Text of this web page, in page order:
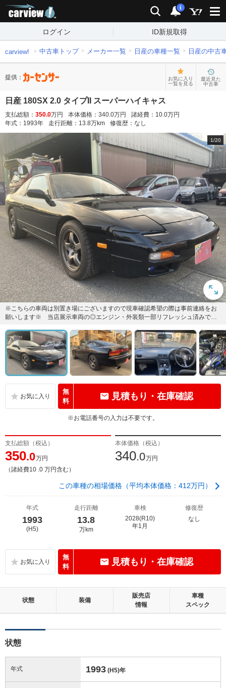
検索 通知
i
ログイン ID新規取得
carview! 中古車トップ メーカー一覧 日産の車種一覧 日産の中古
提供：
お気に入り
一覧を見る
最近見た
中古車
日産 180SX 2.0 タイプII スーパーハイキャス
支払総額： 350.0万円 本体価格： 340.0万円 諸経費： 10.0万円
年式： 1993年 走行距離： 13.8万km 修復歴： なし
1/20
※こちらの車両は別置き場にございますので現車確認希望の際は事前連絡をお
願いします※ 当店展示車両の◎エンジン・外装類一部リフレッシュ済みでチ
無
料
見積もり・在庫確認
※お電話番号の入力は不要です。
支払総額（税込）
350.0万円
（諸経費10 .0 万円含む）
本体価格（税込）
340.0万円
この車種の相場価格（平均本体価格：412万円）
年式
1993
(H5)
走行距離
13.8
万km
車検
2028(R10)
年1月
修復歴
なし
無
料
見積もり・在庫確認
状態 装備
販売店
情報
車種
スペック
状態
年式 1993 (H5)年